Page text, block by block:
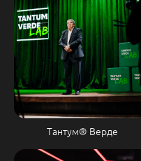
Тантум® Верде